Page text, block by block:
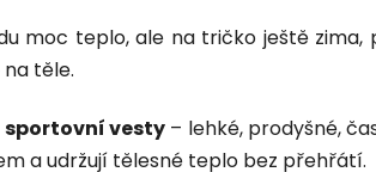
moc teplo, ale na tričko ještě
těle.
sportovní vesty– lehké, prodyšné,
a udržují tělesné teplo bez přehřátí.